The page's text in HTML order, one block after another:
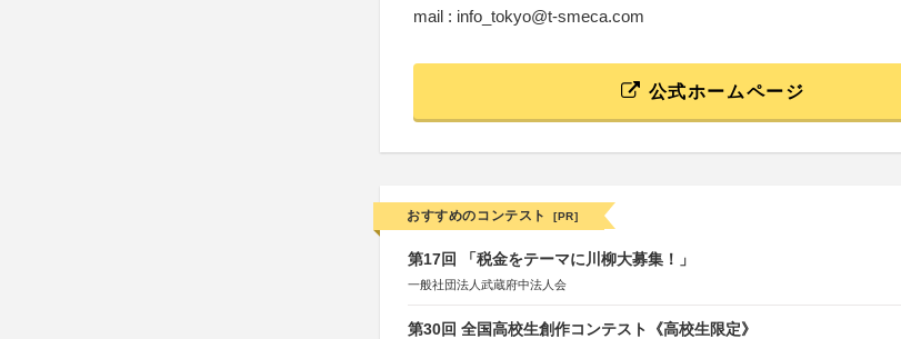
mail : info_tokyo@t-smeca.com
公式ホームページ
おすすめのコンテスト [PR]
第17回 「税金をテーマに川柳大募集！」
一般社団法人武蔵府中法人会
第30回 全国高校生創作コンテスト《高校生限定》